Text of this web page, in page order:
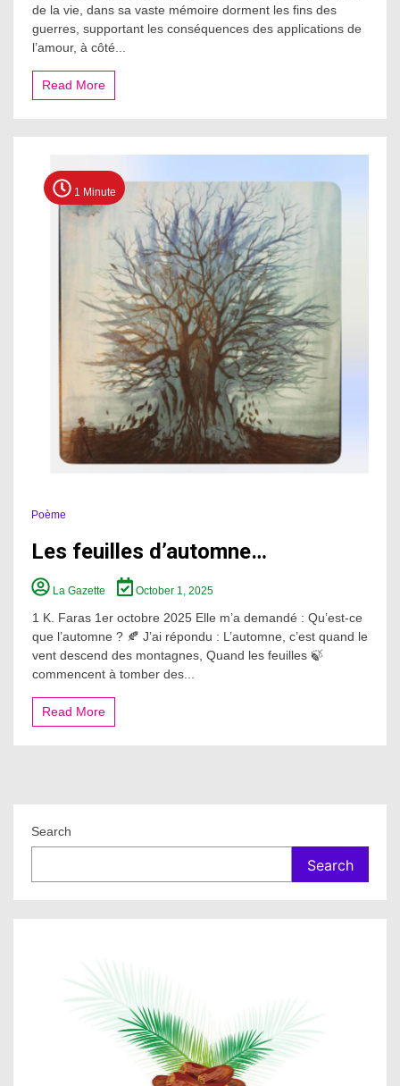
de la vie, dans sa vaste mémoire dorment les fins des
guerres, supportant les conséquences des applications de
l’amour, à côté...
Read More
1 Minute
Poème
Les feuilles d’automne…
La Gazette October 1, 2025
1 K. Faras 1er octobre 2025 Elle m’a demandé : Qu’est-ce
que l’automne ? 🍂 J’ai répondu : L’automne, c’est quand le
vent descend des montagnes, Quand les feuilles 🍃
commencent à tomber des...
Read More
Search
Search